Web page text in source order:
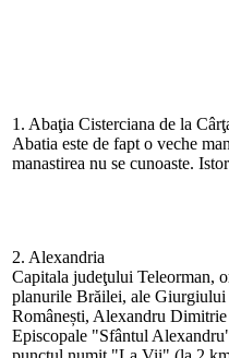
1. Abaţia Cisterciana de la
Abatia este de fapt o veche
manastirea nu se cunoaste.
2. Alexandria
Capitala judeţului Teleorman,
planurile Brăilei, ale Giurgiului
Românești, Alexandru Dimitrie
Episcopale "Sfântul